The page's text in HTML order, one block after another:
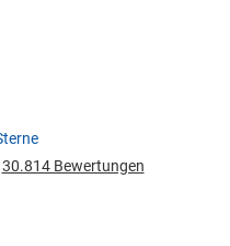
30.814 Bewertungen